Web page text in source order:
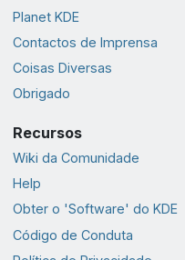
Planet KDE
Contactos de Imprensa
Coisas Diversas
Obrigado
Recursos
Wiki da Comunidade
Help
Obter o 'Software' do KDE
Código de Conduta